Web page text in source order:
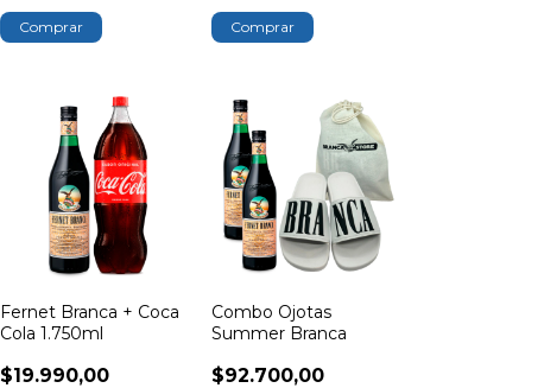
Fernet Branca + Coca
Cola 1.750ml
$19.990,00
Combo Ojotas
Summer Branca
$92.700,00